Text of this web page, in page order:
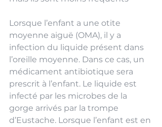
Lorsque l’enfant a une otite
moyenne aiguë (OMA), il y a
infection du liquide présent dans
l’oreille moyenne. Dans ce cas, un
médicament antibiotique sera
prescrit à l’enfant. Le liquide est
infecté par les microbes de la
gorge arrivés par la trompe
d’Eustache. Lorsque l’enfant est en